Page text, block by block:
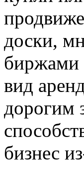
доски,
биржами
вид
дорогим
бизнес